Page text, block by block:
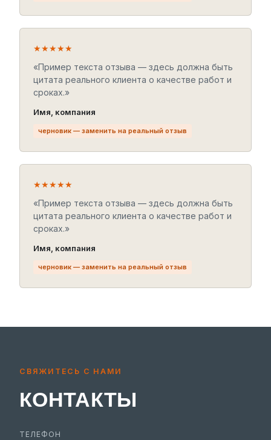
★★★★★
«Пример текста отзыва — здесь должна быть
цитата реального клиента о качестве работ и
сроках.»
Имя, компания
черновик — заменить на реальный отзыв
★★★★★
«Пример текста отзыва — здесь должна быть
цитата реального клиента о качестве работ и
сроках.»
Имя, компания
черновик — заменить на реальный отзыв
СВЯЖИТЕСЬ С НАМИ
КОНТАКТЫ
ТЕЛЕФОН